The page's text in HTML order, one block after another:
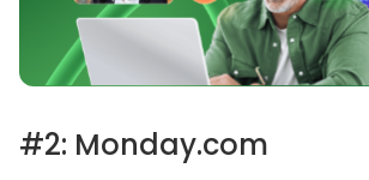
#2: Monday.com